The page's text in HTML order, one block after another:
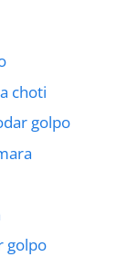
choti
golpo
golpo